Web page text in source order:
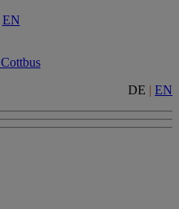
EN
DE | EN